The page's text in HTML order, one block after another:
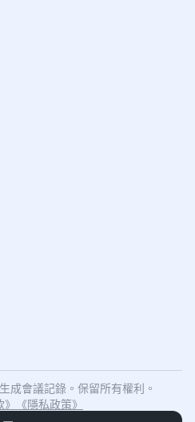
成會議記錄。保留所有權利。
》 《隱私政策》